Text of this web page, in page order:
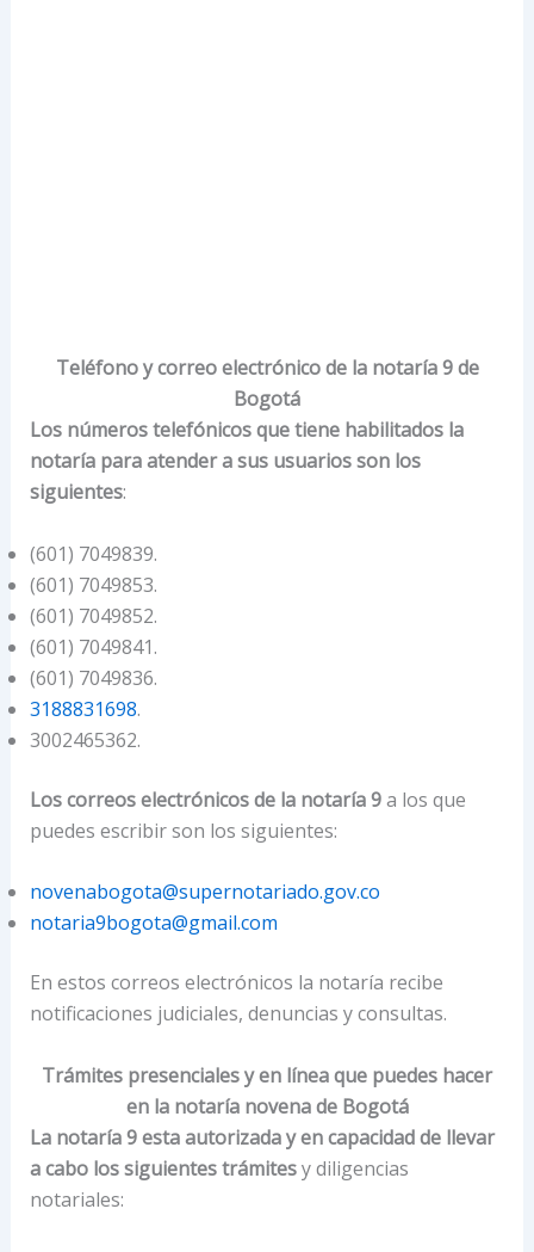
Teléfono y correo electrónico de la notaría 9 de
Bogotá
Los números telefónicos que tiene habilitados la
notaría para atender a sus usuarios son los
siguientes:
(601) 7049839.
(601) 7049853.
(601) 7049852.
(601) 7049841.
(601) 7049836.
3188831698.
3002465362.
Los correos electrónicos de la notaría 9a los que
puedes escribir son los siguientes:
novenabogota@supernotariado.gov.co
notaria9bogota@gmail.com
En estos correos electrónicos la notaría recibe
notificaciones judiciales, denuncias y consultas.
Trámites presenciales y en línea que puedes hacer
en la notaría novena de Bogotá
La notaría 9 esta autorizada y en capacidad de llevar
a cabo los siguientes trámitesy diligencias
notariales: